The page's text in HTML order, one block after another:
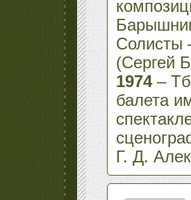
Солисты
(Сергей
1974–
балета
Г. Д.